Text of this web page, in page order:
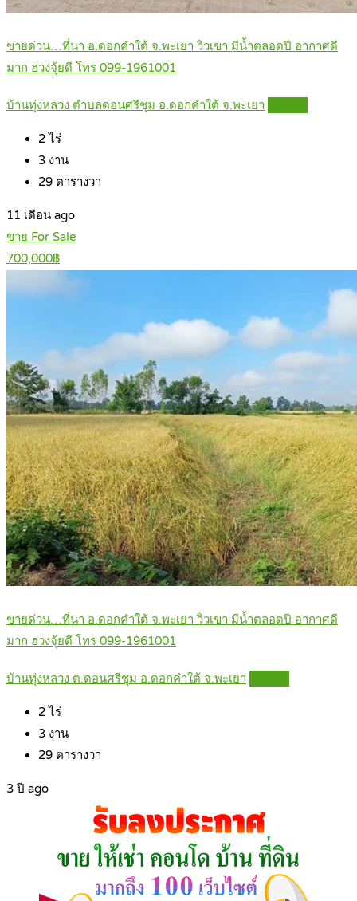
ขายด่วน…ที่นา อ.ดอกคำใต้ จ.พะเยา วิวเขา มีน้ำตลอดปี อากาศดี
มาก ฮวงจุ้ยดี โทร 099-1961001
บ้านทุ่งหลวง ตำบลดอนศรีชุม อ.ดอกคำใต้ จ.พะเยา
2ไร่
3 งาน
29 ตารางวา
11 เดือน ago
ขาย For Sale
700,000฿
ขายด่วน…ที่นา อ.ดอกคำใต้ จ.พะเยา วิวเขา มีน้ำตลอดปี อากาศดี
มาก ฮวงจุ้ยดี โทร 099-1961001
บ้านทุ่งหลวง ต.ดอนศรีชุม อ.ดอกคำใต้ จ.พะเยา
2ไร่
3 งาน
29 ตารางวา
3 ปี ago